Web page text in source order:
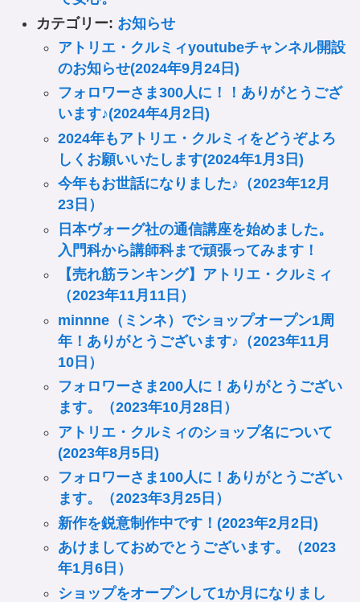
カテゴリー: お知らせ
アトリエ・クルミィyoutubeチャンネル開設
のお知らせ(2024年9月24日)
フォロワーさま300人に！！ありがとうござ
います♪(2024年4月2日)
2024年もアトリエ・クルミィをどうぞよろ
しくお願いいたします(2024年1月3日)
今年もお世話になりました♪（2023年12月
23日）
日本ヴォーグ社の通信講座を始めました。
入門科から講師科まで頑張ってみます！
【売れ筋ランキング】アトリエ・クルミィ
（2023年11月11日）
minnne（ミンネ）でショップオープン1周
年！ありがとうございます♪（2023年11月
10日）
フォロワーさま200人に！ありがとうござい
ます。（2023年10月28日）
アトリエ・クルミィのショップ名について
(2023年8月5日)
フォロワーさま100人に！ありがとうござい
ます。（2023年3月25日）
新作を鋭意制作中です！(2023年2月2日)
あけましておめでとうございます。（2023
年1月6日）
ショップをオープンして1か月になりまし